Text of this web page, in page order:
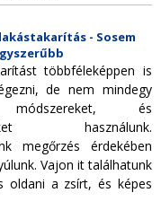
- Sosem
többféleképpen is
de nem mindegy
és
használunk.
megőrzés érdekében
Vajon it találhatunk
oldani a zsírt, és képes